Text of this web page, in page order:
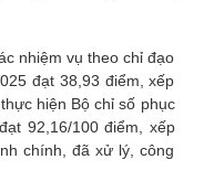
nhiệm vụ theo chỉ đạo
đạt 38,93 điểm, xếp
hiện Bộ chỉ số phục
92,16/100 điểm, xếp
chính, đã xử lý, công